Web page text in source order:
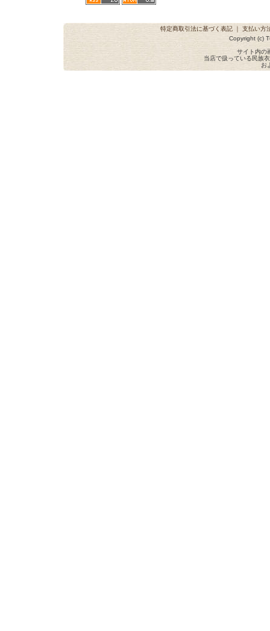
特定商取引法に基づく表記 ｜ 支払い方
Copyright (c)
サイト内の
当店で扱っている民族
お